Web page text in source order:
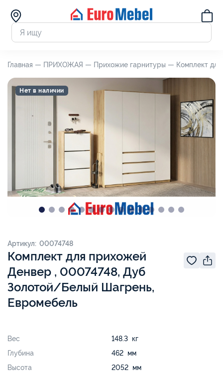
Главная — ПРИХОЖАЯ — Прихожие гарнитуры — Комплект
Комплект для прихожей
Денвер , 00074748, Дуб
Золотой/Белый Шагрень,
Евромебель
Артикул: 00074748
Нет в наличии
Вес
148.3 кг
Глубина
462 мм
Высота
2052 мм